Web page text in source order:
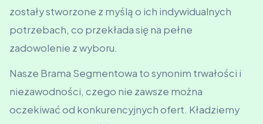
zostały stworzone z myślą o ich indywidualnych
potrzebach, co przekłada się na pełne
zadowolenie z wyboru.
Nasze Brama Segmentowa to synonim trwałości i
niezawodności, czego nie zawsze można
oczekiwać od konkurencyjnych ofert. Kładziemy